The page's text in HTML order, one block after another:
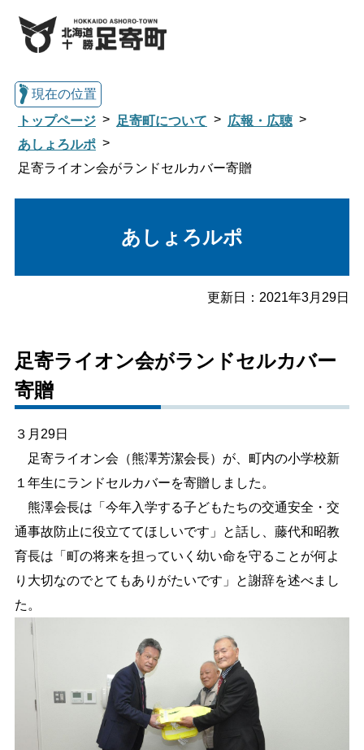
総合トップへ戻る
くらし・行政情報トップ
暮らし・手続き
しごと・産業
文字サイズ
標準 拡大
色合い
白 黒 黄 青
language
閉じる
現在の位置
トップページ
足寄町について
広報・広聴
あしょろルポ
足寄ライオン会がランドセルカバー寄贈
あしょろルポ
更新日： 2021年3月29日
足寄ライオン会がランドセルカバー
寄贈
３月29日
足寄ライオン会（熊澤芳潔会長）が、町内の小学校新
１年生にランドセルカバーを寄贈しました。
熊澤会長は「今年入学する子どもたちの交通安全・交
通事故防止に役立ててほしいです」と話し、藤代和昭教
育長は「町の将来を担っていく幼い命を守ることが何よ
り大切なのでとてもありがたいです」と謝辞を述べまし
た。